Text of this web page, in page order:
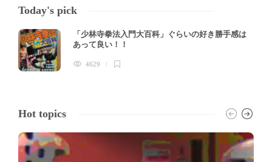
Today's pick
「少林寺拳法入門大百科」ぐらいの好き勝手感は
あって良い！！
4629
Hot topics